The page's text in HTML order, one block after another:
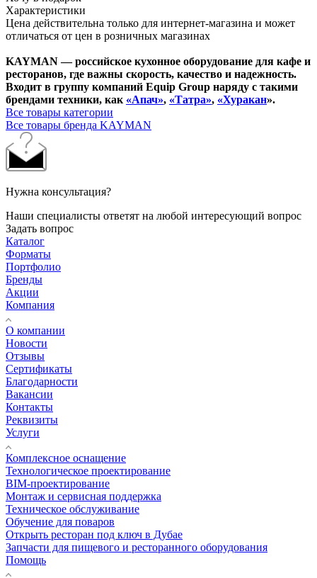
Характеристики
Цена действительна только для интернет-магазина и может
отличаться от цен в розничных магазинах
KAYMAN — российское кухонное оборудование для кафе и
ресторанов, где важны скорость, качество и надежность.
Входит в группу компаний Equip Group наряду с такими
брендами техники, как «Апач», «Татра», «Хуракан».
Все товары категории
Все товары бренда KAYMAN
Нужна консультация?
Наши специалисты ответят на любой интересующий вопрос
Задать вопрос
Каталог
Форматы
Портфолио
Бренды
Акции
Компания
О компании
Новости
Отзывы
Сертификаты
Благодарности
Вакансии
Контакты
Реквизиты
Услуги
Комплексное оснащение
Технологическое проектирование
BIM-проектирование
Монтаж и сервисная поддержка
Техническое обслуживание
Обучение для поваров
Открыть ресторан под ключ в Дубае
Запчасти для пищевого и ресторанного оборудования
Помощь